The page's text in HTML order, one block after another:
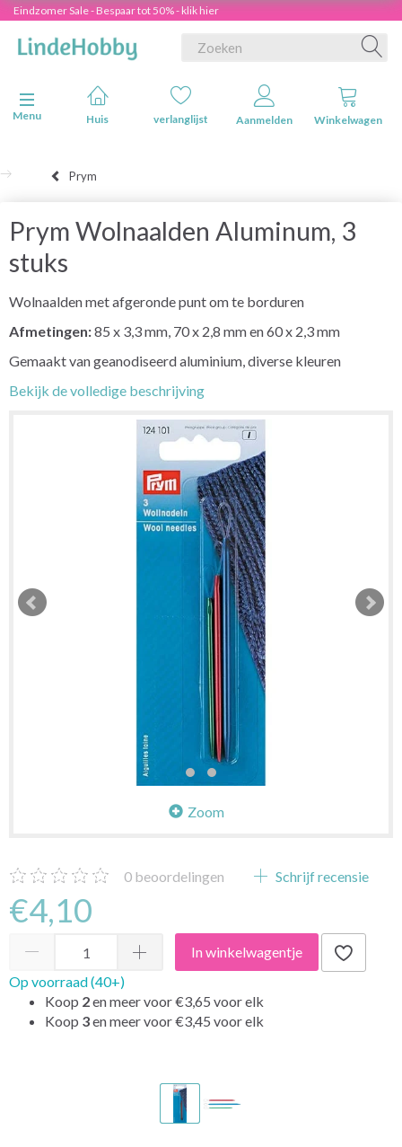
Eindzomer Sale - Bespaar tot 50% - klik hier
Navigatie in-/uitschakelen
Menu
Huis verlanglijst Aanmelden Winkelwagen
Prym
Prym Wolnaalden Aluminum, 3
stuks
Wolnaalden met afgeronde punt om te borduren
Afmetingen:85 x 3,3 mm, 70 x 2,8 mm en 60 x 2,3 mm
Gemaakt van geanodiseerd aluminium, diverse kleuren
Bekijk de volledige beschrijving
Zoom
0 beoordelingen Schrijf recensie
€4,10
In winkelwagentje
Op voorraad (40+)
Koop 2en meer voor€3,65 voor elk
Koop 3en meer voor€3,45 voor elk